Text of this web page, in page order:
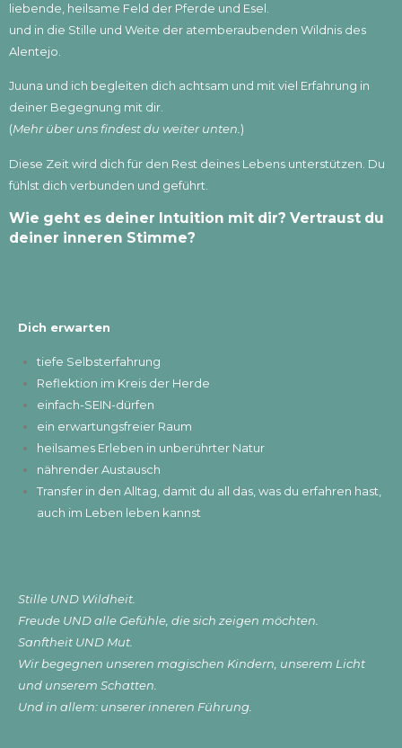
liebende, heilsame Feld der Pferde und Esel.
und in die Stille und Weite der atemberaubenden Wildnis des
Alentejo.
Juuna und ich begleiten dich achtsam und mit viel Erfahrung in
deiner Begegnung mit dir.
(Mehr über uns findest du weiter unten.)
⁠Diese Zeit wird dich für den Rest deines Lebens unterstützen. Du
fühlst dich verbunden und geführt.
Wie geht es deiner Intuition mit dir? Vertraust du
deiner inneren Stimme?
Dich erwarten⁠
tiefe Selbsterfahrung
Reflektion im Kreis der Herde
einfach-SEIN-dürfen
ein erwartungsfreier Raum
heilsames Erleben in unberührter Natur
nährender Austausch
Transfer in den Alltag, damit du all das, was du erfahren hast,
auch im Leben leben kannst
Stille UND Wildheit.
Freude UND alle Gefühle, die sich zeigen möchten.
Sanftheit UND Mut.
Wir begegnen unseren magischen Kindern, unserem Licht
und unserem Schatten.
Und in allem: unserer inneren Führung.